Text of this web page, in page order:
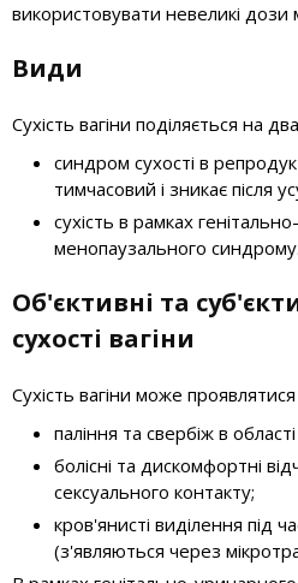
використовувати невеликі дози
Види
Сухість вагіни поділяється на
синдром сухості в
тимчасовий і зникає після
сухість в рамках
менопаузального синдрому.
Об'єктивні та
сухості вагіни
Сухість вагіни може
паління та свербіж в
болісні та дискомфортні
сексуального контакту;
кров'янисті виділення під
(з'являються через